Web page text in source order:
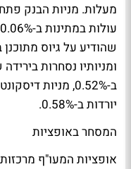
יורדות ב-0.58%.
המסחר באופציות